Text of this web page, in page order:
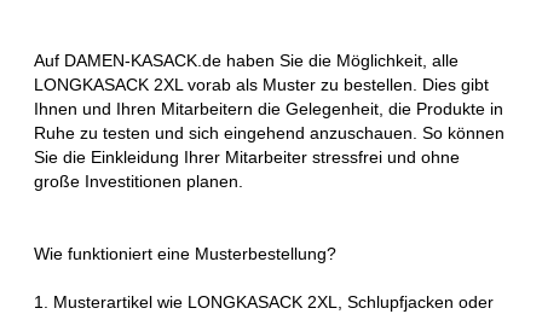
Auf DAMEN-KASACK.de haben Sie die Möglichkeit, alle
LONGKASACK 2XL vorab als Muster zu bestellen. Dies gibt
Ihnen und Ihren Mitarbeitern die Gelegenheit, die Produkte in
Ruhe zu testen und sich eingehend anzuschauen. So können
Sie die Einkleidung Ihrer Mitarbeiter stressfrei und ohne
große Investitionen planen.
Wie funktioniert eine Musterbestellung?
1. Musterartikel wie LONGKASACK 2XL, Schlupfjacken oder